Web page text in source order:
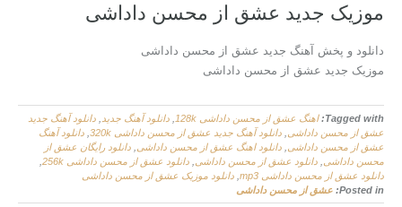
موزیک جدید عشق از محسن داداشی
دانلود و پخش آهنگ جدید عشق از محسن داداشی
موزیک جدید عشق از محسن داداشی
Tagged with: اهنگ عشق از محسن داداشی 128k دانلود آهنگ جدید
دانلود آهنگ جدید
عشق از محسن داداشی دانلود آهنگ جدید عشق از محسن داداشی 320k
دانلود آهنگ
عشق از محسن داداشی دانلود اهنگ عشق از محسن داداشی دانلود رایگان عشق از
محسن داداشی دانلود عشق از محسن داداشی دانلود عشق از محسن داداشی 256k
دانلود عشق از محسن داداشی mp3
دانلود موزیک عشق از محسن داداشی
Posted in: عشق از محسن داداشی